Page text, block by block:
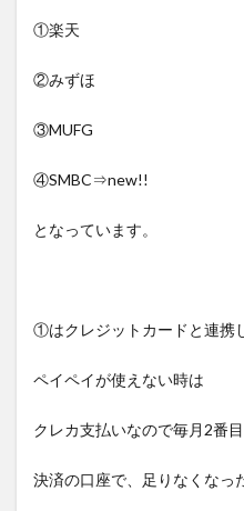
①楽天
②みずほ
③MUFG
④SMBC⇒new!!
となっています。
①はクレジットカードと連携
ペイペイが使えない時は
クレカ支払いなので毎月2番
決済の口座で、足りなくなっ